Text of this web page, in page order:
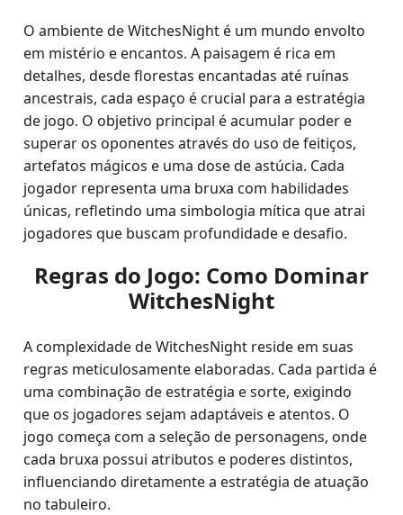
O ambiente de WitchesNight é um mundo envolto
em mistério e encantos. A paisagem é rica em
detalhes, desde florestas encantadas até ruínas
ancestrais, cada espaço é crucial para a estratégia
de jogo. O objetivo principal é acumular poder e
superar os oponentes através do uso de feitiços,
artefatos mágicos e uma dose de astúcia. Cada
jogador representa uma bruxa com habilidades
únicas, refletindo uma simbologia mítica que atrai
jogadores que buscam profundidade e desafio.
Regras do Jogo: Como Dominar
WitchesNight
A complexidade de WitchesNight reside em suas
regras meticulosamente elaboradas. Cada partida é
uma combinação de estratégia e sorte, exigindo
que os jogadores sejam adaptáveis e atentos. O
jogo começa com a seleção de personagens, onde
cada bruxa possui atributos e poderes distintos,
influenciando diretamente a estratégia de atuação
no tabuleiro.